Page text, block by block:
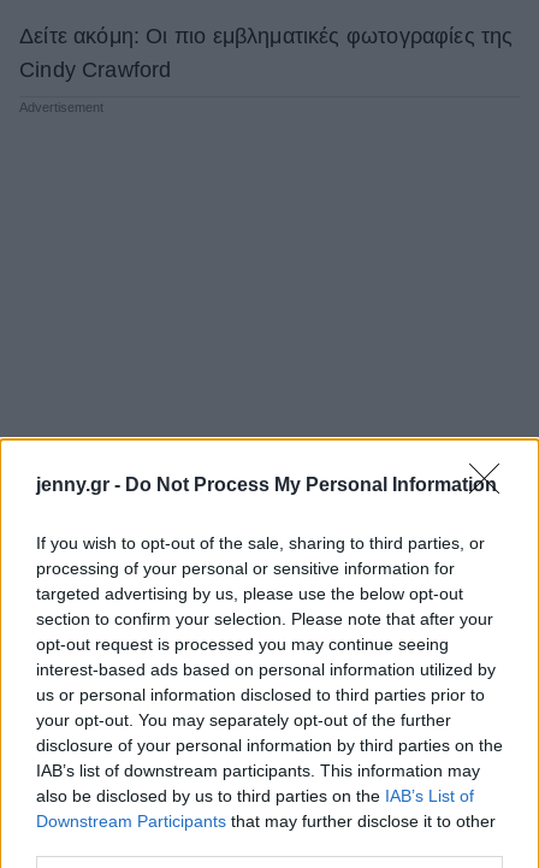
jenny.gr - Do Not Process My Personal Information
If you wish to opt-out of the sale, sharing to third parties, or
processing of your personal or sensitive information for
targeted advertising by us, please use the below opt-out
section to confirm your selection. Please note that after your
opt-out request is processed you may continue seeing
interest-based ads based on personal information utilized by
us or personal information disclosed to third parties prior to
your opt-out. You may separately opt-out of the further
disclosure of your personal information by third parties on the
IAB’s list of downstream participants. This information may
also be disclosed by us to third parties on the IAB’s List of
Downstream Participants that may further disclose it to other
Δείτε ακόμη: Oι πιο εμβληματικές φωτογραφίες της
Cindy Crawford